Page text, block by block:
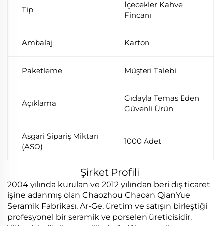
Tip
İçecekler Kahve
Fincanı
Ambalaj Karton
Paketleme Müşteri Talebi
Açıklama
Gıdayla Temas Eden
Güvenli Ürün
Asgari Sipariş Miktarı
(ASO)
1000 Adet
Şirket Profili
2004 yılında kurulan ve 2012 yılından beri dış ticaret
işine adanmış olan Chaozhou Chaoan QianYue
Seramik Fabrikası, Ar-Ge, üretim ve satışın birleştiği
profesyonel bir seramik ve porselen üreticisidir.